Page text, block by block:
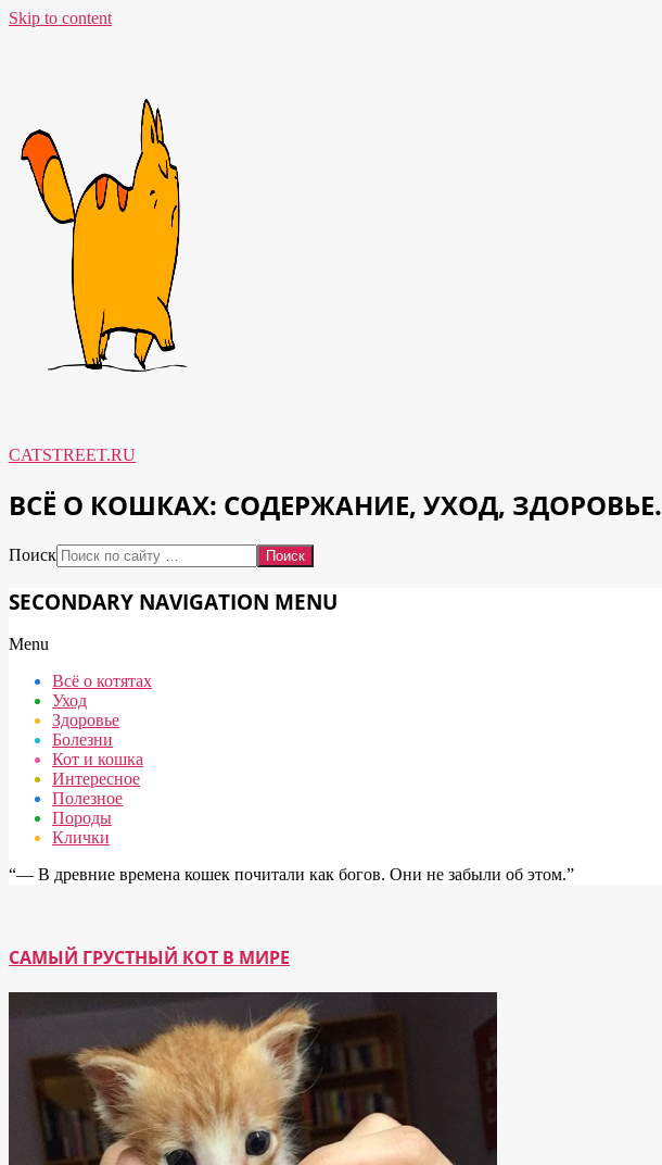
Skip to content
CATSTREET.RU
ВСЁ О КОШКАХ: СОДЕРЖАНИЕ, УХОД, ЗДОРОВЬЕ.
Поиск
SECONDARY NAVIGATION MENU
Menu
Всё о котятах
Уход
Здоровье
Болезни
Кот и кошка
Интересное
Полезное
Породы
Клички
“― В древние времена кошек почитали как богов. Они не забыли об этом.”
САМЫЙ ГРУСТНЫЙ КОТ В МИРЕ